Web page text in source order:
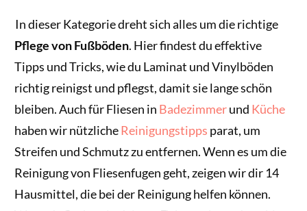
In dieser Kategorie dreht sich alles um die richtige
Pflege von Fußböden. Hier findest du effektive
Tipps und Tricks, wie du Laminat und Vinylböden
richtig reinigst und pflegst, damit sie lange schön
bleiben. Auch für Fliesen in Badezimmerund Küche
haben wir nützlicheReinigungstipps parat, um
Streifen und Schmutz zu entfernen. Wenn es um die
Reinigung von Fliesenfugen geht, zeigen wir dir 14
Hausmittel, die bei der Reinigung helfen können.